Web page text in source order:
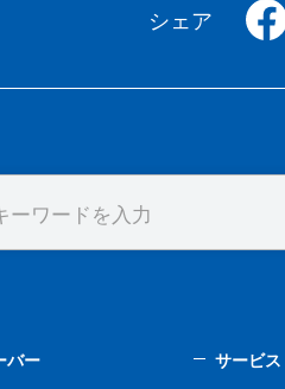
シェア
バー サービス